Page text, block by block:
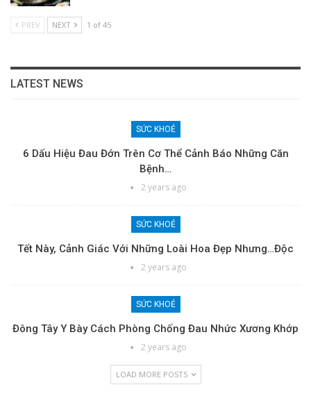
PREV NEXT 1 of 45
LATEST NEWS
SỨC KHOẺ
6 Dấu Hiệu Đau Đớn Trên Cơ Thể Cảnh Báo Những Căn
Bệnh…
2 years ago
SỨC KHOẺ
Tết Này, Cảnh Giác Với Những Loài Hoa Đẹp Nhưng…độc
2 years ago
SỨC KHOẺ
Đông Tây Y Bày Cách Phòng Chống Đau Nhức Xương Khớp
2 years ago
LOAD MORE POSTS